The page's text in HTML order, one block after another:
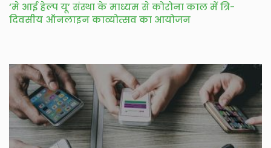
‘मे आई हेल्प यू’ संस्था के माध्यम से कोरोना काल में त्रि-
दिवसीय ऑनलाइन काव्योत्सव का आयोजन